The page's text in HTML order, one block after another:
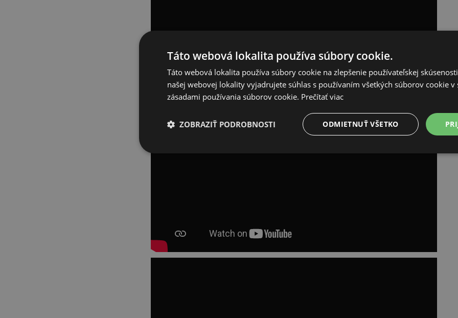
Táto webová lokalita používa súbory cookie.
Táto webová lokalita používa súbory cookie na zlepšenie používateľskej
našej webovej lokality vyjadrujete súhlas s používaním všetkých súborov cookie v
zásadami používania súborov cookie. Prečítať viac
ODMIETNUŤ VŠETKO
ZOBRAZIŤ PODROBNOSTI